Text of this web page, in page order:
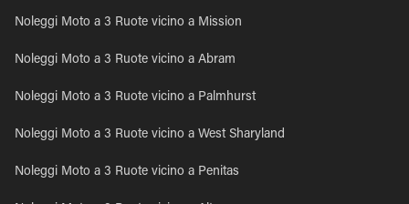
Noleggi Moto a 3 Ruote vicino a Mission
Noleggi Moto a 3 Ruote vicino a Abram
Noleggi Moto a 3 Ruote vicino a Palmhurst
Noleggi Moto a 3 Ruote vicino a West Sharyland
Noleggi Moto a 3 Ruote vicino a Penitas